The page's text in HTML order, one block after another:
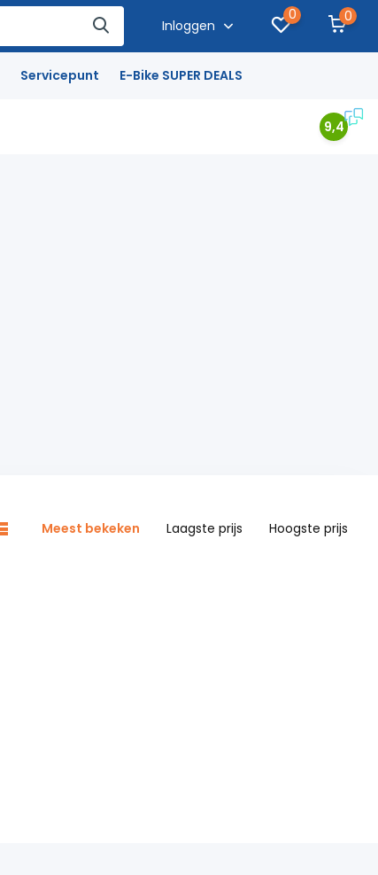
Inloggen
0 0
Servicepunt E-Bike SUPER DEALS
9,4
Meest bekeken Laagste prijs Hoogste prijs